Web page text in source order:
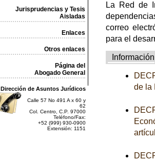
Jurisprudencias y Tesis
Aisladas
Enlaces
Otros enlaces
Página del
Abogado General
Dirección de Asuntos Jurídicos
Calle 57 No 491 A x 60 y
62
Col. Centro, C.P. 97000
Teléfono/Fax:
+52 (999) 930-0900
Extensión: 1151
La Red de
correo
para el
Información
de la